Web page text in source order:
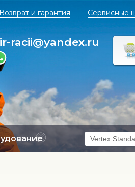
Возврат и гарантия Сервисные
racii@yandex.ru